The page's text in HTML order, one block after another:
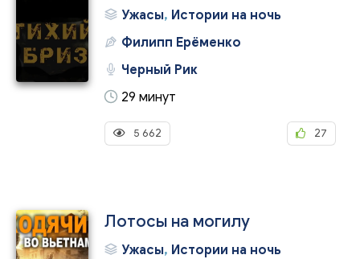
Ужасы, Истории на ночь
Филипп Ерёменко
Черный Рик
29 минут
5 662 27
Лотосы на могилу
Ужасы, Истории на ночь